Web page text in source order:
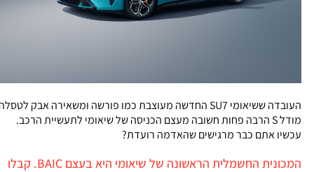
העובדה ששיאומי SU7 החדשה מעוצבת כמו פורשה ומשאירה אבק לטסלה
מודל S הרבה פחות חשובה מעצם הכניסה של שיאומי לתעשיית הרכב.
עכשיו אתם כבר מרגישים שהאדמה רועדת?
המכונית החשמלית הראשונה של שיאומי היא בעצם BAIC. קבלו